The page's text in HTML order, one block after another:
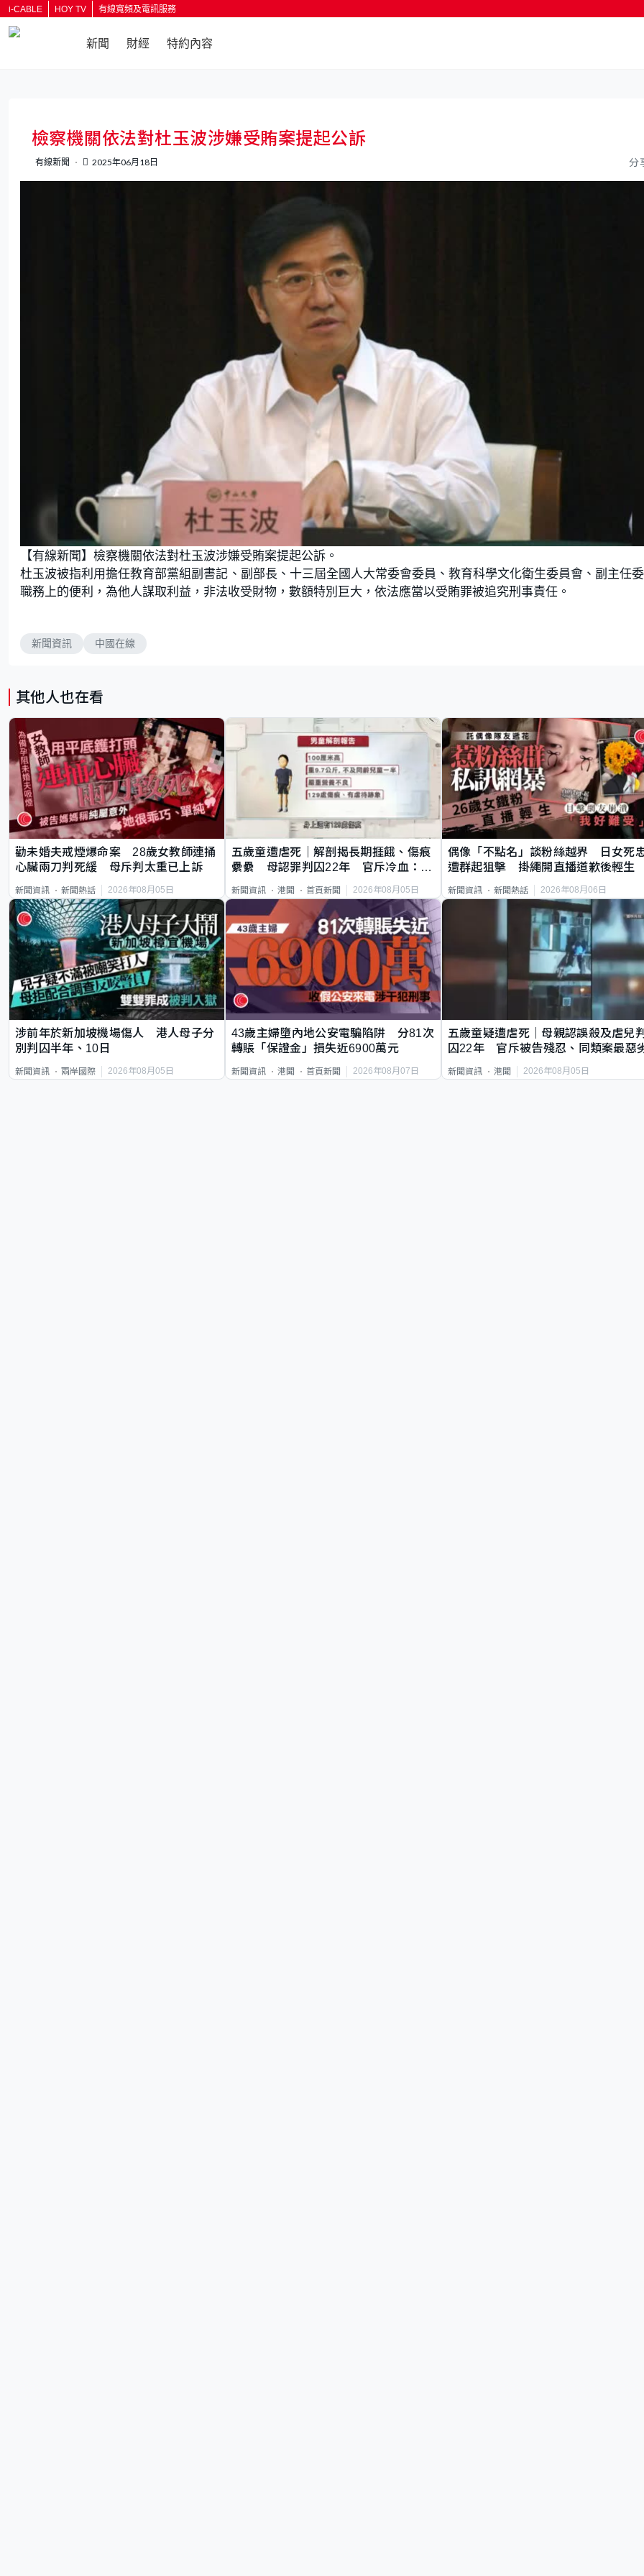
i-CABLE HOY TV 有線寬頻及電訊服務
新聞 財經 特約內容
檢察機關依法對杜玉波涉嫌受賄案提起公訴
有線新聞 2025年06月18日 分
【有線新聞】檢察機關依法對杜玉波涉嫌受賄案提起公訴。
杜玉波被指利用擔任教育部黨組副書記、副部長、十三屆全國人大常委會委員、教育科學文化衛生委員會、副主任
職務上的便利，為他人謀取利益，非法收受財物，數額特別巨大，依法應當以受賄罪被追究刑事責任。
新聞資訊 中國在線
其他人也在看
勸未婚夫戒煙爆命案 28歲女教師連捅
心臟兩刀判死緩 母斥判太重已上訴
新聞資訊 新聞熱話 2026年08月05日
五歲童遭虐死｜解剖揭長期捱餓、傷痕
纍纍 母認罪判囚22年 官斥冷血：同
新聞資訊 港聞 首頁新聞 2026年08月05日
偶像「不點名」談粉絲越界 日女死
遭群起狙擊 掛繩開直播道歉後輕生
新聞資訊 新聞熱話 2026年08月06日
涉前年於新加坡機場傷人 港人母子分
別判囚半年、10日
新聞資訊 兩岸國際 2026年08月05日
43歲主婦墮內地公安電騙陷阱 分81次
轉賬「保證金」損失近6900萬元
新聞資訊 港聞 首頁新聞 2026年08月07日
五歲童疑遭虐死｜母親認誤殺及虐兒
囚22年 官斥被告殘忍、同類案最惡
新聞資訊 港聞 2026年08月05日